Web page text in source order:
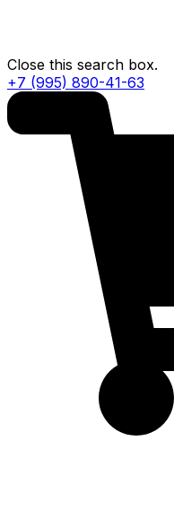
Close this search box.
+7 (995) 890-41-63